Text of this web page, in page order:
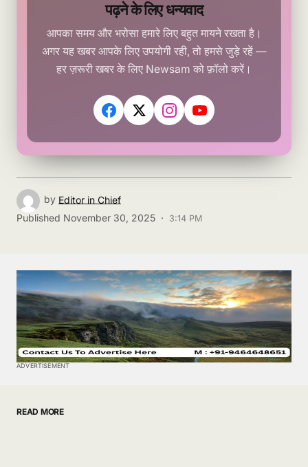
पढ़ने के लिए धन्यवाद
आपका समय और भरोसा हमारे लिए बहुत मायने रखता है।
अगर यह खबर आपके लिए उपयोगी रही, तो हमसे जुड़े रहें —
हर ज़रूरी खबर के लिए Newsam को फ़ॉलो करें।
by Editor in Chief
Published November 30, 2025 · 3:14 PM
ADVERTISEMENT
READ MORE